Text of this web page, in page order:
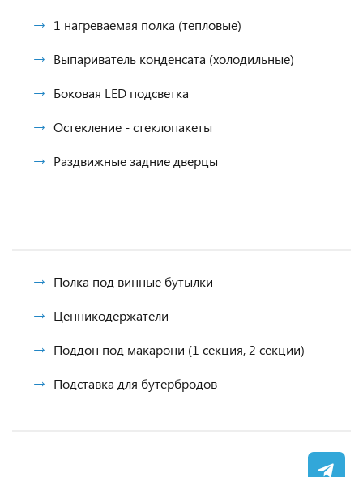
1 нагреваемая полка (тепловые)
Выпариватель конденсата (холодильные)
Боковая LED подсветка
Остекление - стеклопакеты
Раздвижные задние дверцы
Полка под винные бутылки
Ценникодержатели
Поддон под макарони (1 секция, 2 секции)
Подставка для бутербродов